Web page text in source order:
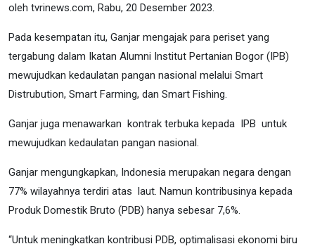
oleh tvrinews.com, Rabu, 20 Desember 2023.
Pada kesempatan itu, Ganjar mengajak para periset yang
tergabung dalam Ikatan Alumni Institut Pertanian Bogor (IPB)
mewujudkan kedaulatan pangan nasional melalui Smart
Distrubution, Smart Farming, dan Smart Fishing.
Ganjar juga menawarkan kontrak terbuka kepada IPB untuk
mewujudkan kedaulatan pangan nasional.
Ganjar mengungkapkan, Indonesia merupakan negara dengan
77% wilayahnya terdiri atas laut. Namun kontribusinya kepada
Produk Domestik Bruto (PDB) hanya sebesar 7,6%.
“Untuk meningkatkan kontribusi PDB, optimalisasi ekonomi biru